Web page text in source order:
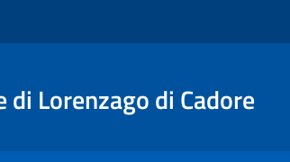
di Lorenzago di Cadore